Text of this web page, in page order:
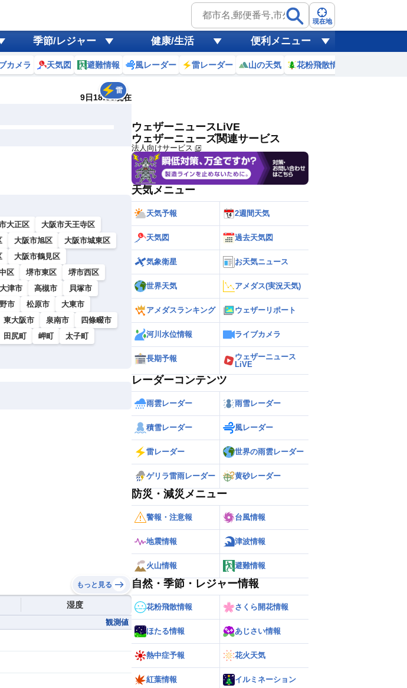
現在地
季節/レジャー 健康/生活 便利メニュー
カメラ 天気図 避難情報 風レーダー 雷レーダー 山の天気 花粉飛散情報
9日18:00現在
雷
風
黄砂
天気 台風
大正区
大阪市天王寺区
大阪市旭区
大阪市城東区
大阪市鶴見区
区 堺市東区
堺市西区
津市 高槻市
貝塚市
市 松原市
大東市
東大阪市 泉南市
四條畷市
田尻町 岬町
太子町
もっと見る
湿度
観測値
ウェザーニュースLiVE
ウェザーニューズ関連サービス
法人向けサービス
天気メニュー
天気予報 2週間天気
天気図 過去天気図
気象衛星 お天気ニュース
世界天気 アメダス(実況天気)
アメダスランキング ウェザーリポート
河川水位情報 ライブカメラ
長期予報
ウェザーニュース
LiVE
レーダーコンテンツ
雨雲レーダー 雨雪レーダー
積雪レーダー 風レーダー
雷レーダー 世界の雨雲レーダー
ゲリラ雷雨レーダー 黄砂レーダー
防災・減災メニュー
警報・注意報 台風情報
地震情報 津波情報
火山情報 避難情報
自然・季節・レジャー情報
花粉飛散情報 さくら開花情報
ほたる情報 あじさい情報
熱中症予報 花火天気
紅葉情報 イルミネーション